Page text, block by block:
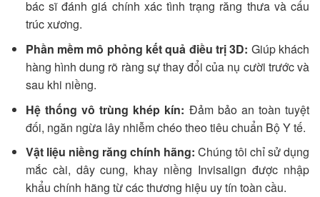
bác sĩ đánh giá chính xác tình trạng răng thưa và cấu
trúc xương.
Phần mềm mô phỏng kết quả điều trị 3D: Giúp khách
hàng hình dung rõ ràng sự thay đổi của nụ cười trước và
sau khi niềng.
Hệ thống vô trùng khép kín: Đảm bảo an toàn tuyệt
đối, ngăn ngừa lây nhiễm chéo theo tiêu chuẩn Bộ Y tế.
Vật liệu niềng răng chính hãng: Chúng tôi chỉ sử dụng
mắc cài, dây cung, khay niềng Invisalign được nhập
khẩu chính hãng từ các thương hiệu uy tín toàn cầu.